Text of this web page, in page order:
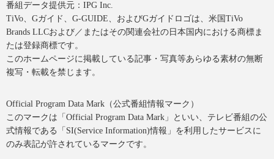
番組データ提供元：IPG Inc.
TiVo、Gガイド、G-GUIDE、およびGガイドロゴは、米国TiVo
Brands LLCおよび／またはその関連会社の日本国内における商標ま
たは登録商標です。
このホームページに掲載している記事・写真等あらゆる素材の無断
複写・転載を禁じます。
Official Program Data Mark（公式番組情報マーク）
このマークは「Official Program Data Mark」といい、テレビ番組の公
式情報である「SI(Service Information)情報」を利用したサービスに
のみ表記が許されているマークです。